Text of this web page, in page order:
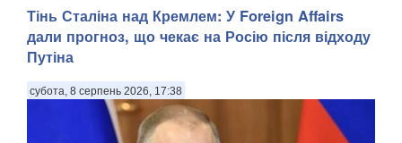
Тінь Сталіна над Кремлем: У Foreign Affairs
дали прогноз, що чекає на Росію після відходу
Путіна
субота, 8 серпень 2026, 17:38